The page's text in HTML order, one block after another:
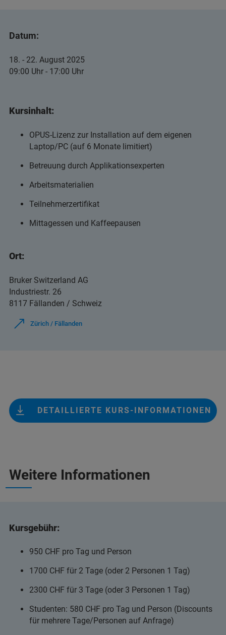
Datum:
18. - 22. August 2025
09:00 Uhr - 17:00 Uhr
Kursinhalt:
OPUS-Lizenz zur Installation auf dem eigenen
Laptop/PC (auf 6 Monate limitiert)
Betreuung durch Applikationsexperten
Arbeitsmaterialien
Teilnehmerzertifikat
Mittagessen und Kaffeepausen
Ort:
Bruker Switzerland AG
Industriestr. 26
8117 Fällanden / Schweiz
Zürich / Fällanden
DETAILLIERTE KURS-INFORMATIONEN
Weitere Informationen
Kursgebühr:
950 CHF pro Tag und Person
1700 CHF für 2 Tage (oder 2 Personen 1 Tag)
2300 CHF für 3 Tage (oder 3 Personen 1 Tag)
Studenten: 580 CHF pro Tag und Person (Discounts
für mehrere Tage/Personen auf Anfrage)